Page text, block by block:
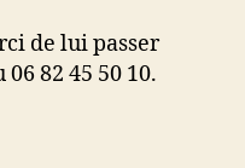
de lui passer
82 45 50 10.